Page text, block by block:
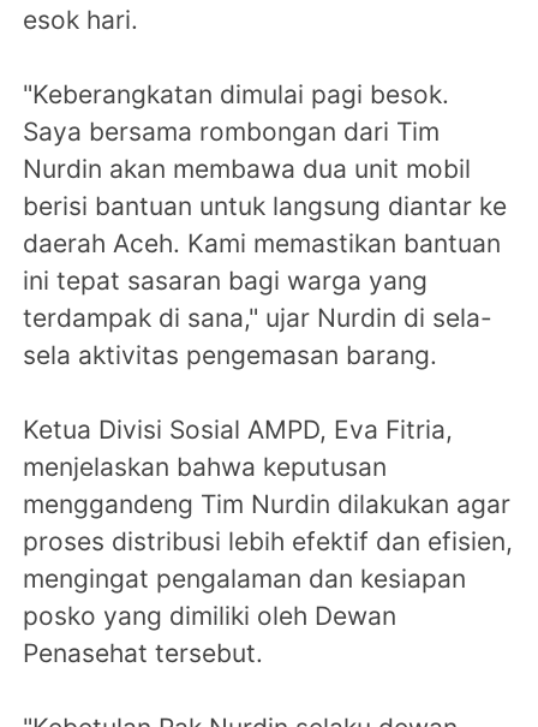
esok hari.
"Keberangkatan dimulai pagi besok.
Saya bersama rombongan dari Tim
Nurdin akan membawa dua unit mobil
berisi bantuan untuk langsung diantar ke
daerah Aceh. Kami memastikan bantuan
ini tepat sasaran bagi warga yang
terdampak di sana," ujar Nurdin di sela-
sela aktivitas pengemasan barang.
Ketua Divisi Sosial AMPD, Eva Fitria,
menjelaskan bahwa keputusan
menggandeng Tim Nurdin dilakukan agar
proses distribusi lebih efektif dan efisien,
mengingat pengalaman dan kesiapan
posko yang dimiliki oleh Dewan
Penasehat tersebut.